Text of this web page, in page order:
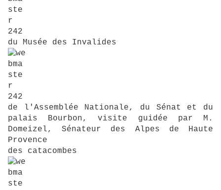
du Musée des Invalides
de l'Assemblée Nationale, du Sénat et du
palais Bourbon, visite guidée par M.
Domeizel, Sénateur des Alpes de Haute
Provence
des catacombes